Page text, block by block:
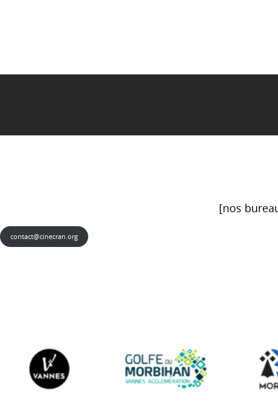
[nos
contact@cinecran.org